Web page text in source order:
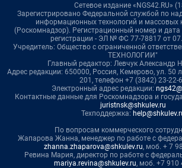
Сетевое издание «NGS42.RU»
Зарегистрировано Федеральной службой по
информационных технологий и массовых
(Роскомнадзор). Регистрационный номер и
регистрации - ЭЛ № ФС 77-78817 от
Учредитель: Общество с ограниченной
ТЕХНОЛОГИИ"
Главный редактор: Левчук Александр
Адрес редакции: 650000, Россия, Кемерово, ул. 50
201, телефон +7 (3842) 23-22-
Электронный адрес редакции:
Контактные данные для Роскомнадзора и
juristnsk@shkulev.ru
Техподдержка:
По вопросам коммерческого
Жапарова Жанна, менеджер по работе с
zhanna.zhaparova@shkulev.ru, моб. + 7
Ревина Мария, директор по работе с
mariya.revina@shkulev.ru, моб. +7 910